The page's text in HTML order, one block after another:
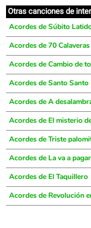
Otras canciones de
Acordes de Súbito
Acordes de 70 Calaveras
Acordes de Cambio de
Acordes de Santo Santo
Acordes de A
Acordes de El misterio
Acordes de Triste
Acordes de La va a pagar
Acordes de El Taquillero
Acordes de Revolución